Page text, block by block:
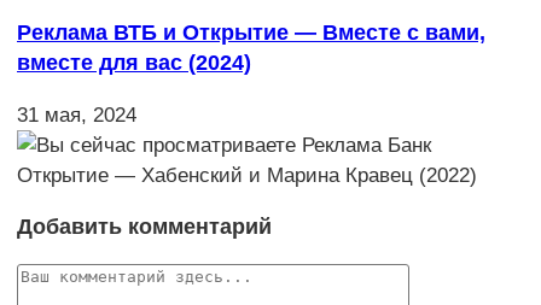
Реклама ВТБ и Открытие — Вместе с вами,
вместе для вас (2024)
31 мая, 2024
Добавить комментарий
Комментарий